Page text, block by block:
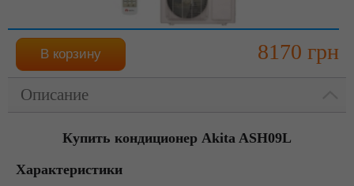
8170 грн
Описание
Купить кондиционер Akita ASH09L
Характеристики